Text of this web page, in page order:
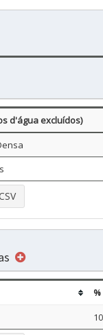
d'água excluídos)